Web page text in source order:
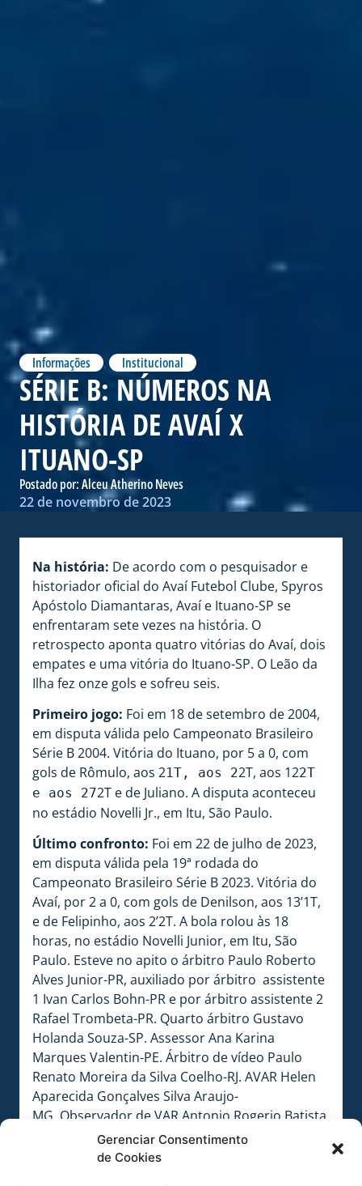
Gerenciar Consentimento
de Cookies
Informações , Institucional
SÉRIE B: NÚMEROS NA
HISTÓRIA DE AVAÍ X
ITUANO-SP
Postado por:Alceu Atherino Neves
22 de novembro de 2023
Na história: De acordo com o pesquisador e
historiador oficial do Avaí Futebol Clube, Spyros
Apóstolo Diamantaras, Avaí e Ituano-SP se
enfrentaram sete vezes na história. O
retrospecto aponta quatro vitórias do Avaí, dois
empates e uma vitória do Ituano-SP. O Leão da
Ilha fez onze gols e sofreu seis.
Primeiro jogo: Foi em 18 de setembro de 2004,
em disputa válida pelo Campeonato Brasileiro
Série B 2004. Vitória do Ituano, por 5 a 0, com
gols de Rômulo, aos 21T, aos 22T, aos 122T
e aos 272T e de Juliano. A disputa aconteceu
no estádio Novelli Jr., em Itu, São Paulo.
Último confronto: Foi em 22 de julho de 2023,
em disputa válida pela 19ª rodada do
Campeonato Brasileiro Série B 2023. Vitória do
Avaí, por 2 a 0, com gols de Denilson, aos 13’1T,
e de Felipinho, aos 2’2T. A bola rolou às 18
horas, no estádio Novelli Junior, em Itu, São
Paulo. Esteve no apito o árbitro Paulo Roberto
Alves Junior-PR, auxiliado por árbitro assistente
1 Ivan Carlos Bohn-PR e por árbitro assistente 2
Rafael Trombeta-PR. Quarto árbitro Gustavo
Holanda Souza-SP. Assessor Ana Karina
Marques Valentin-PE. Árbitro de vídeo Paulo
Renato Moreira da Silva Coelho-RJ. AVAR Helen
Aparecida Gonçalves Silva Araujo-
MG. Observador de VAR Antonio Rogerio Batista
do Prado-SP.
Próxima disputa:Será em 25 de novembro de